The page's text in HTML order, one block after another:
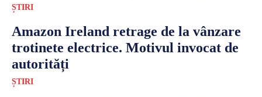
ȘTIRI
Amazon Ireland retrage de la vânzare
trotinete electrice. Motivul invocat de
autorități
ȘTIRI